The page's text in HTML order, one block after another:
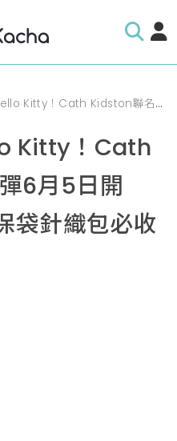
Kidston聯名第2彈6月5日開搶，經典碎花環保袋針織包必收
Kitty！Cath
6月5日開
袋針織包必收